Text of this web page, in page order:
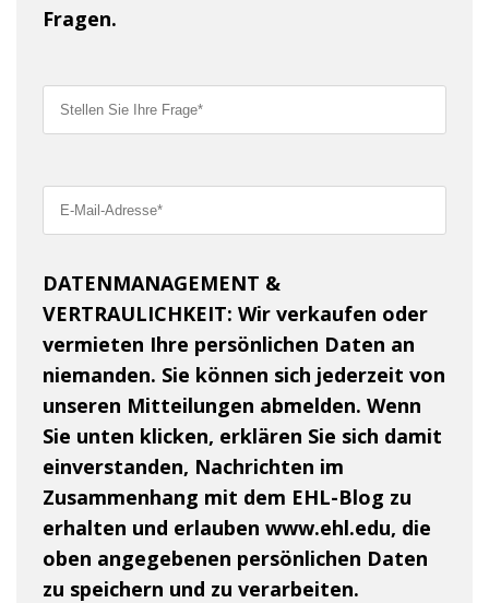
Fragen.
DATENMANAGEMENT &
VERTRAULICHKEIT: Wir verkaufen oder
vermieten Ihre persönlichen Daten an
niemanden. Sie können sich jederzeit von
unseren Mitteilungen abmelden. Wenn
Sie unten klicken, erklären Sie sich damit
einverstanden, Nachrichten im
Zusammenhang mit dem EHL-Blog zu
erhalten und erlauben www.ehl.edu, die
oben angegebenen persönlichen Daten
zu speichern und zu verarbeiten.